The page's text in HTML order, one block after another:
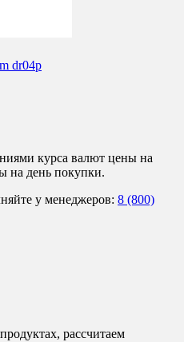
dr04p
курса валют цены на
на день покупки.
у менеджеров: 8 (800)
рассчитаем